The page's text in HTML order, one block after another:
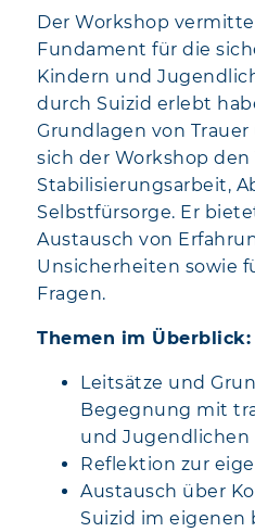
Der Workshop
Fundament für die
Kindern und
durch Suizid erlebt
Grundlagen von
sich der Workshop den
Stabilisierungsarbeit,
Selbstfürsorge. Er
Austausch von
Unsicherheiten sowie
Fragen.
Themen im Überblick:
Leitsätze und
Begegnung mit
und Jugendlichen
Reflektion zur
Austausch über
Suizid im eigenen